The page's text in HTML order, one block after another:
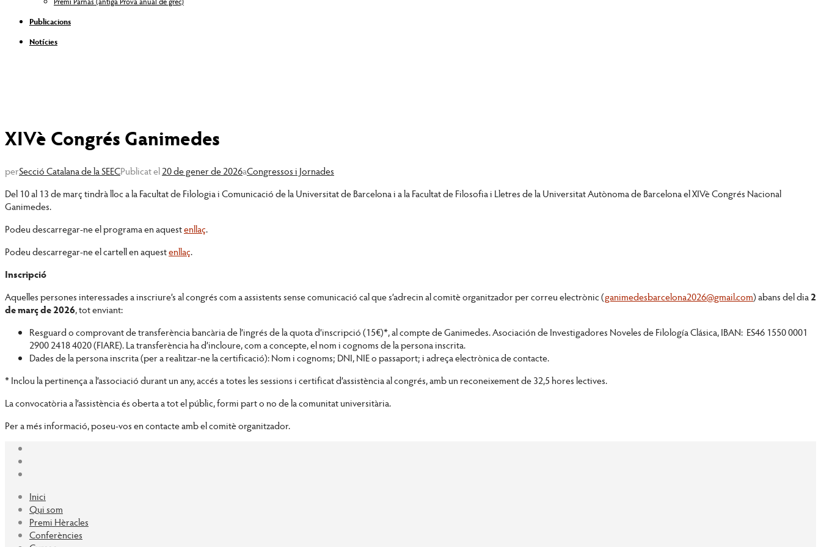
Publicacions
Notícies
XIVè Congrés Ganimedes
perSecció Catalana de la SEECPublicat el20 de gener de 2026aCongressos i Jornades
Del 10 al 13 de març tindrà lloc a la Facultat de Filologia i Comunicació de la Universitat de Barcelona i a la Facultat de Filosofia i Lletres de la Universitat Autònoma de Barcelona el XIVè Congrés Nacional
Ganimedes.
Podeu descarregar-ne el programa en aquestenllaç.
Podeu descarregar-ne el cartell en aquestenllaç.
Inscripció
Aquelles persones interessades a inscriure’s al congrés com a assistents sense comunicació cal que s’adrecin al comitè organitzador per correu electrònic (ganimedesbarcelona2026@gmail.com) abans del dia 2
de març de 2026, tot enviant:
Resguard o comprovant de transferència bancària de l’ingrés de la quota d’inscripció (15€)*, al compte de Ganimedes. Asociación de Investigadores Noveles de Filología Clásica, IBAN: ES46 1550 0001
2900 2418 4020 (FIARE). La transferència ha d’incloure, com a concepte, el nom i cognoms de la persona inscrita.
Dades de la persona inscrita (per a realitzar-ne la certificació): Nom i cognoms; DNI, NIE o passaport; i adreça electrònica de contacte.
* Inclou la pertinença a l’associació durant un any, accés a totes les sessions i certificat d’assistència al congrés, amb un reconeixement de 32,5 hores lectives.
La convocatòria a l’assistència és oberta a tot el públic, formi part o no de la comunitat universitària.
Per a més informació, poseu-vos en contacte amb el comitè organitzador.
Inici
Qui som
Premi Hèracles
Conferències